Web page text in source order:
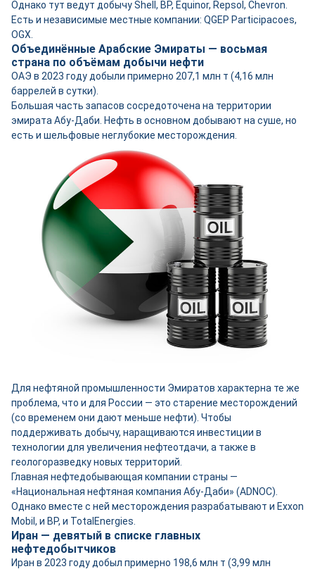
Однако тут ведут добычу Shell, BP, Equinor, Repsol, Chevron.
Есть и независимые местные компании: QGEP Participacoes,
OGX.
Объединённые Арабские Эмираты — восьмая
страна по объёмам добычи нефти
ОАЭ в 2023 году добыли примерно 207,1 млн т (4,16 млн
баррелей в сутки).
Большая часть запасов сосредоточена на территории
эмирата Абу-Даби. Нефть в основном добывают на суше, но
есть и шельфовые неглубокие месторождения.
Для нефтяной промышленности Эмиратов характерна те же
проблема, что и для России — это старение месторождений
(со временем они дают меньше нефти). Чтобы
поддерживать добычу, наращиваются инвестиции в
технологии для увеличения нефтеотдачи, а также в
геологоразведку новых территорий.
Главная нефтедобывающая компании страны —
«Национальная нефтяная компания Абу-Даби» (ADNOC).
Однако вместе с ней месторождения разрабатывают и Exxon
Mobil, и BP, и TotalEnergies.
Иран — девятый в списке главных
нефтедобытчиков
Иран в 2023 году добыл примерно 198,6 млн т (3,99 млн